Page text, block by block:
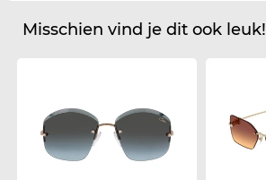
Misschien vind je dit ook leuk!